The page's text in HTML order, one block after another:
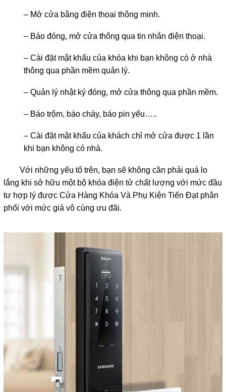
– Mở cửa bằng điện thoại thông minh.
– Báo đóng, mở cửa thông qua tin nhắn điện thoại.
– Cài đặt mật khẩu của khóa khi bạn không có ở nhà
thông qua phần mềm quản lý.
– Quản lý nhật ký đóng, mở cửa thông qua phần mềm.
– Báo trộm, báo cháy, báo pin yếu…..
– Cài đặt mật khẩu của khách chỉ mở cửa được 1 lần
khi bạn không có nhà.
Với những yếu tố trên, bạn sẽ không cần phải quá lo
lắng khi sở hữu một bộ khóa điện tử chất lượng với mức đầu
tư hợp lý được Cửa Hàng Khóa Và Phụ Kiện Tiến Đạt phân
phối với mức giá vô cùng ưu đãi.